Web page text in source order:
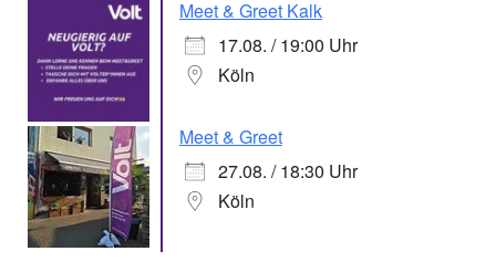
Meet & Greet Kalk
17.08. / 19:00 Uhr
Köln
Meet & Greet
27.08. / 18:30 Uhr
Köln